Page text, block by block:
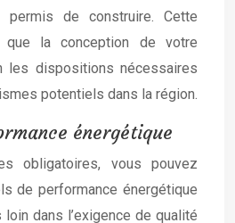
permis de construire. Cette
que la conception de votre
les dispositions nécessaires
potentiels dans la région.
énergétique
obligatoires, vous pouvez
de performance énergétique
dans l’exigence de qualité